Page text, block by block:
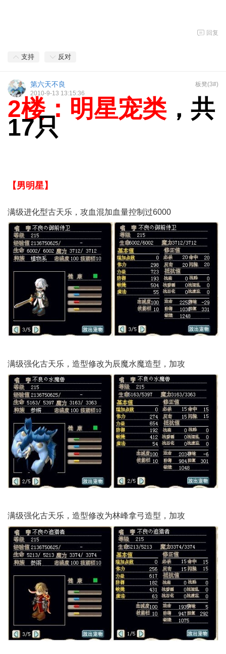
回复
支持 反对
板凳(3#)
第六天不良
2010-9-13 13:15:36
2楼： 明星宠类，共
17只
【男明星】
满级进化型古天乐，攻血混加血量控制过6000
满级强化古天乐，造型修改为辰魔水魔造型，加攻
满级强化古天乐，造型修改为林峰拿弓造型，加攻